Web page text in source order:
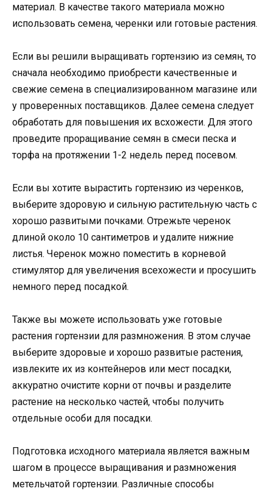
материал. В качестве такого материала можно
использовать семена, черенки или готовые растения.
Если вы решили выращивать гортензию из семян, то
сначала необходимо приобрести качественные и
свежие семена в специализированном магазине или
у проверенных поставщиков. Далее семена следует
обработать для повышения их всхожести. Для этого
проведите проращивание семян в смеси песка и
торфа на протяжении 1-2 недель перед посевом.
Если вы хотите вырастить гортензию из черенков,
выберите здоровую и сильную растительную часть с
хорошо развитыми почками. Отрежьте черенок
длиной около 10 сантиметров и удалите нижние
листья. Черенок можно поместить в корневой
стимулятор для увеличения всехожести и просушить
немного перед посадкой.
Также вы можете использовать уже готовые
растения гортензии для размножения. В этом случае
выберите здоровые и хорошо развитые растения,
извлеките их из контейнеров или мест посадки,
аккуратно очистите корни от почвы и разделите
растение на несколько частей, чтобы получить
отдельные особи для посадки.
Подготовка исходного материала является важным
шагом в процессе выращивания и размножения
метельчатой гортензии. Различные способы